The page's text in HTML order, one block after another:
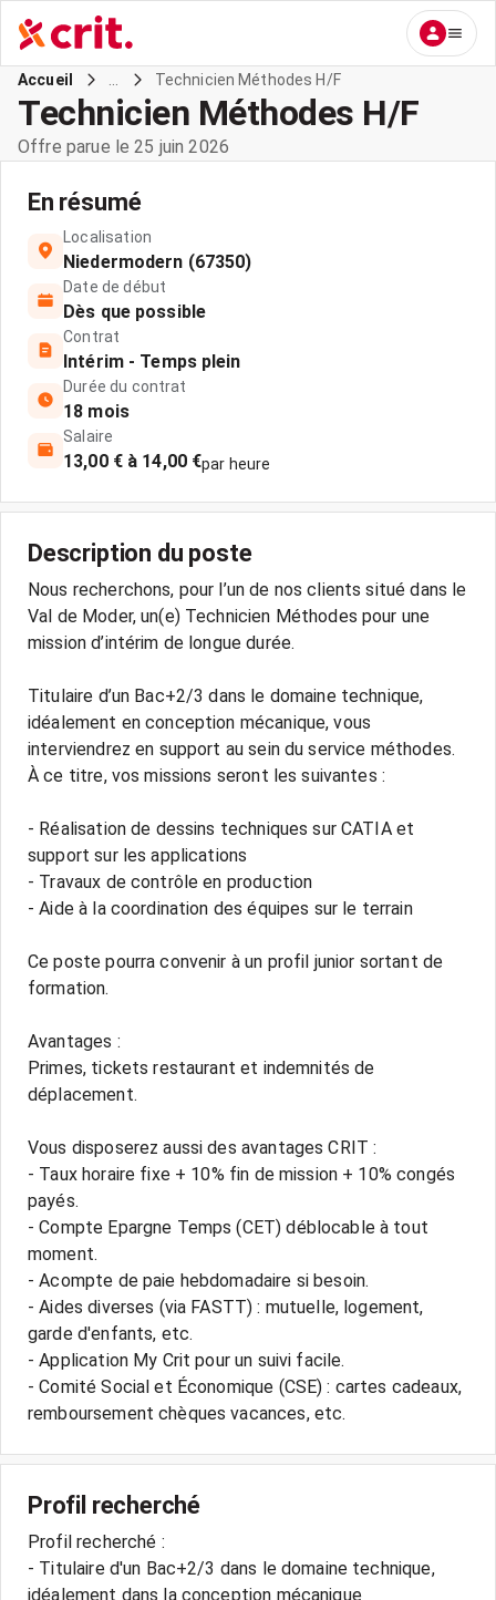
Accueil Technicien Méthodes H/F
Technicien Méthodes H/F
Offre parue le 25 juin 2026
En résumé
Localisation
Niedermodern (67350)
Date de début
Dès que possible
Contrat
Intérim - Temps plein
Durée du contrat
18 mois
Salaire
13,00 € à 14,00 €par heure
Description du poste
Nous recherchons, pour l’un de nos clients situé dans le
Val de Moder, un(e) Technicien Méthodes pour une
mission d’intérim de longue durée.
Titulaire d’un Bac+2/3 dans le domaine technique,
idéalement en conception mécanique, vous
interviendrez en support au sein du service méthodes.
À ce titre, vos missions seront les suivantes :
- Réalisation de dessins techniques sur CATIA et
support sur les applications
- Travaux de contrôle en production
- Aide à la coordination des équipes sur le terrain
Ce poste pourra convenir à un profil junior sortant de
formation.
Avantages :
Primes, tickets restaurant et indemnités de
déplacement.
Vous disposerez aussi des avantages CRIT :
- Taux horaire fixe + 10% fin de mission + 10% congés
payés.
- Compte Epargne Temps (CET) déblocable à tout
moment.
- Acompte de paie hebdomadaire si besoin.
- Aides diverses (via FASTT) : mutuelle, logement,
garde d'enfants, etc.
- Application My Crit pour un suivi facile.
- Comité Social et Économique (CSE) : cartes cadeaux,
Profil recherché
Profil recherché :
- Titulaire d'un Bac+2/3 dans le domaine technique,
idéalement dans la conception mécanique